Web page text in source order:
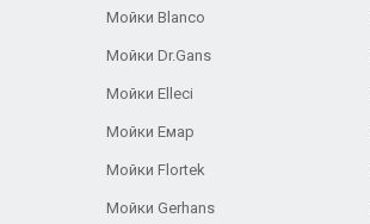
Мойки Blanco
Мойки Dr.Gans
Мойки Elleci
Мойки Емар
Мойки Flortek
Мойки Gerhans